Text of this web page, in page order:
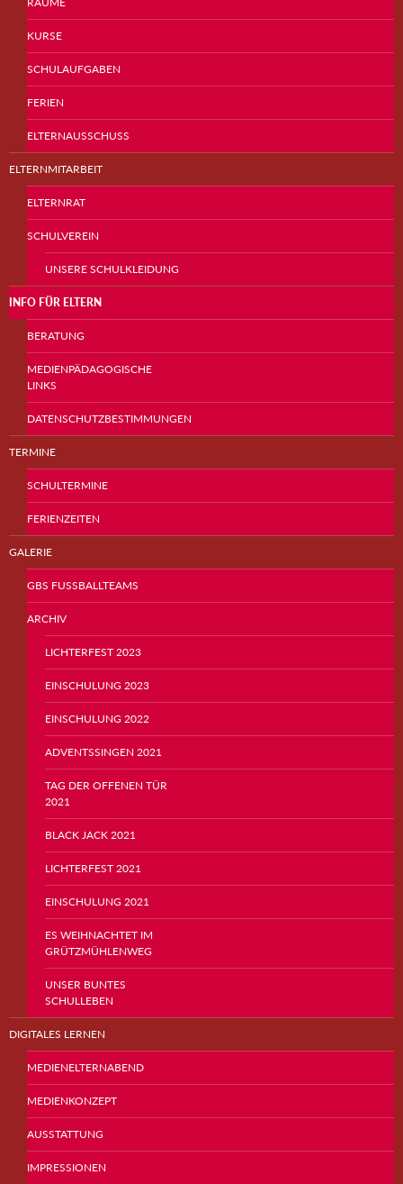
KURSE
SCHULAUFGABEN
FERIEN
ELTERNAUSSCHUSS
ELTERNMITARBEIT
ELTERNRAT
SCHULVEREIN
UNSERE SCHULKLEIDUNG
INFO FÜR ELTERN
BERATUNG
MEDIENPÄDAGOGISCHE
LINKS
DATENSCHUTZBESTIMMUNGEN
TERMINE
SCHULTERMINE
FERIENZEITEN
GALERIE
GBS FUSSBALLTEAMS
ARCHIV
LICHTERFEST 2023
EINSCHULUNG 2023
EINSCHULUNG 2022
ADVENTSSINGEN 2021
TAG DER OFFENEN TÜR
2021
BLACK JACK 2021
LICHTERFEST 2021
EINSCHULUNG 2021
ES WEIHNACHTET IM
GRÜTZMÜHLENWEG
UNSER BUNTES
SCHULLEBEN
DIGITALES LERNEN
MEDIENELTERNABEND
MEDIENKONZEPT
AUSSTATTUNG
IMPRESSIONEN